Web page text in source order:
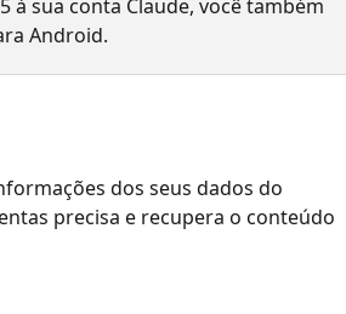
à sua conta Claude, você também
Android.
dos seus dados do
precisa e recupera o conteúdo